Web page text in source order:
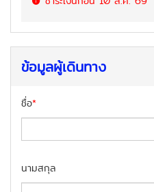
ข้อมูลผู้เดินทาง
ชื่อ*
นามสกุล